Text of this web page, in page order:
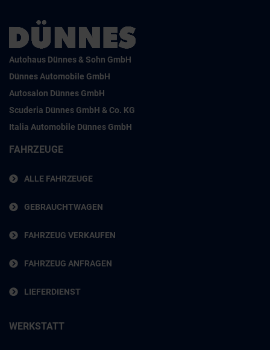
Autohaus Dünnes & Sohn GmbH
Dünnes Automobile GmbH
Autosalon Dünnes GmbH
Scuderia Dünnes GmbH & Co. KG
Italia Automobile Dünnes GmbH
FAHRZEUGE
ALLE FAHRZEUGE
GEBRAUCHTWAGEN
FAHRZEUG VERKAUFEN
FAHRZEUG ANFRAGEN
LIEFERDIENST
WERKSTATT